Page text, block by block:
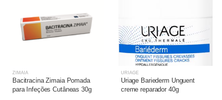
ZIMAIA
Bacitracina Zimaia Pomada
para Infeções Cutâneas 30g
URIAGE
Uriage Bariederm Unguent
creme reparador 40g